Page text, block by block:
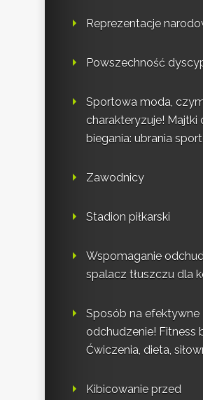
Reprezentacje
Powszechność
Sportowa moda,
charakteryzuje! Majtki
biegania: ubrania
Zawodnicy
Stadion piłkarski
Wspomaganie
spalacz tłuszczu dla
Sposób na efektywne
odchudzenie! Fitness
Ćwiczenia, dieta,
Kibicowanie przed